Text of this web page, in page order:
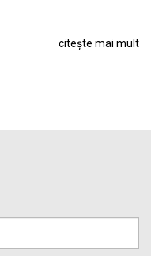
citește mai mult